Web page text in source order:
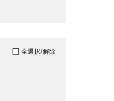
全選択/解除